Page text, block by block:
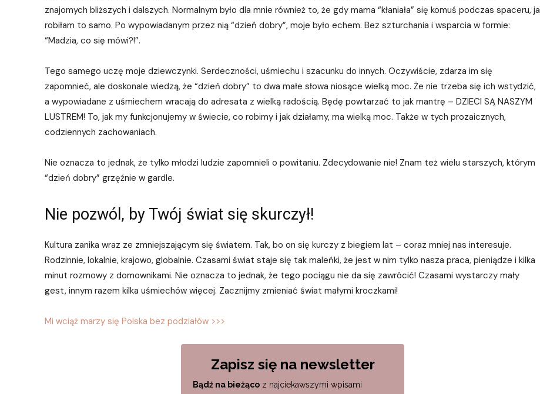
znajomych bliższych i dalszych. Normalnym było dla mnie również to, że gdy mama “kłaniała” się komuś podczas spaceru, ja
robiłam to samo. Po wypowiadanym przez nią “dzień dobry”, moje było echem. Bez szturchania i wsparcia w formie:
“Madzia, co się mówi?!”.
Tego samego uczę moje dziewczynki. Serdeczności, uśmiechu i szacunku do innych. Oczywiście, zdarza im się
zapomnieć, ale doskonale wiedzą, że “dzień dobry” to dwa małe słowa niosące wielką moc. Że nie trzeba się ich wstydzić,
a wypowiadane z uśmiechem wracają do adresata z wielką radością. Będę powtarzać to jak mantrę – DZIECI SĄ NASZYM
LUSTREM! To, jak my funkcjonujemy w świecie, co robimy i jak działamy, ma wielką moc. Także w tych prozaicznych,
codziennych zachowaniach.
Nie oznacza to jednak, że tylko młodzi ludzie zapomnieli o powitaniu. Zdecydowanie nie! Znam też wielu starszych, którym
“dzień dobry” grzęźnie w gardle.
Nie pozwól, by Twój świat się skurczył!
Kultura zanika wraz ze zmniejszającym się światem. Tak, bo on się kurczy z biegiem lat – coraz mniej nas interesuje.
Rodzinnie, lokalnie, krajowo, globalnie. Czasami świat staje się tak maleńki, że jest w nim tylko nasza praca, pieniądze i kilka
minut rozmowy z domownikami. Nie oznacza to jednak, że tego pociągu nie da się zawrócić! Czasami wystarczy mały
gest, innym razem kilka uśmiechów więcej. Zacznijmy zmieniać świat małymi kroczkami!
Mi wciąż marzy się Polska bez podziałów >>>
Zapisz się na newsletter
Bądź na bieżąco z najciekawszymi wpisami